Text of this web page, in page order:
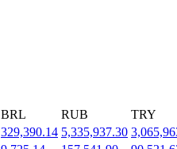
BRL RUB
TRY
329,390.14 5,335,937.30